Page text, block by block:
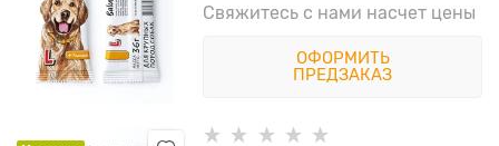
Свяжитесь с нами насчет цены
ОФОРМИТЬ
ПРЕДЗАКАЗ